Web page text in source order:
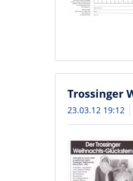
Trossinger
23.03.12 19:12